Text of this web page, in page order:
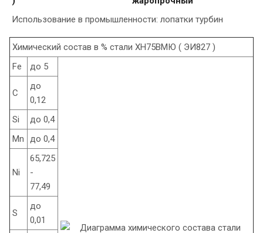
Использование в промышленности: лопатки турбин
Химический состав в % стали ХН75ВМЮ ( ЭИ827 )
Fe
до 5
C
до
0,12
Si
до 0,4
Mn
до 0,4
Ni
65,725
-
77,49
S
до
0,01